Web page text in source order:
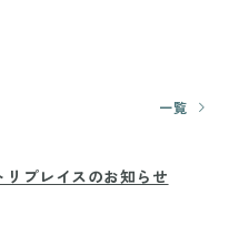
一覧
リプレイスのお知らせ